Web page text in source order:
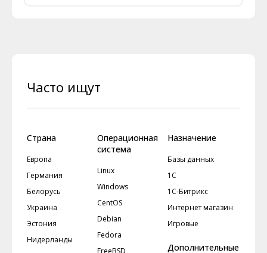
Часто ищут
Страна
Европа
Германия
Белорусь
Украина
Эстония
Нидерланды
Операционная
система
Linux
Windows
CentOS
Debian
Fedora
FreeBSD
Назначение
Базы данных
1С
1С-Битрикс
Интернет магазин
Игровые
Дополнительные